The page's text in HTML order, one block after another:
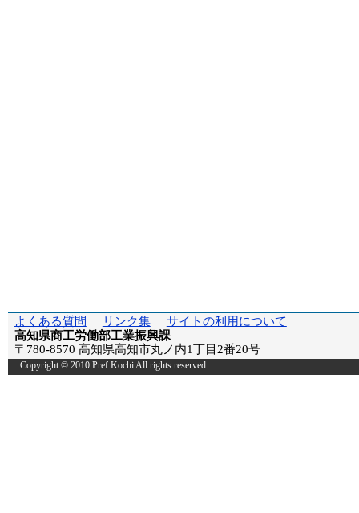
よくある質問 リンク集
サイトの利用について
高知県商工労働部工業振興課
〒780-8570 高知県高知市丸ノ内1丁目2番20号
Copyright © 2010 Pref Kochi All rights reserved